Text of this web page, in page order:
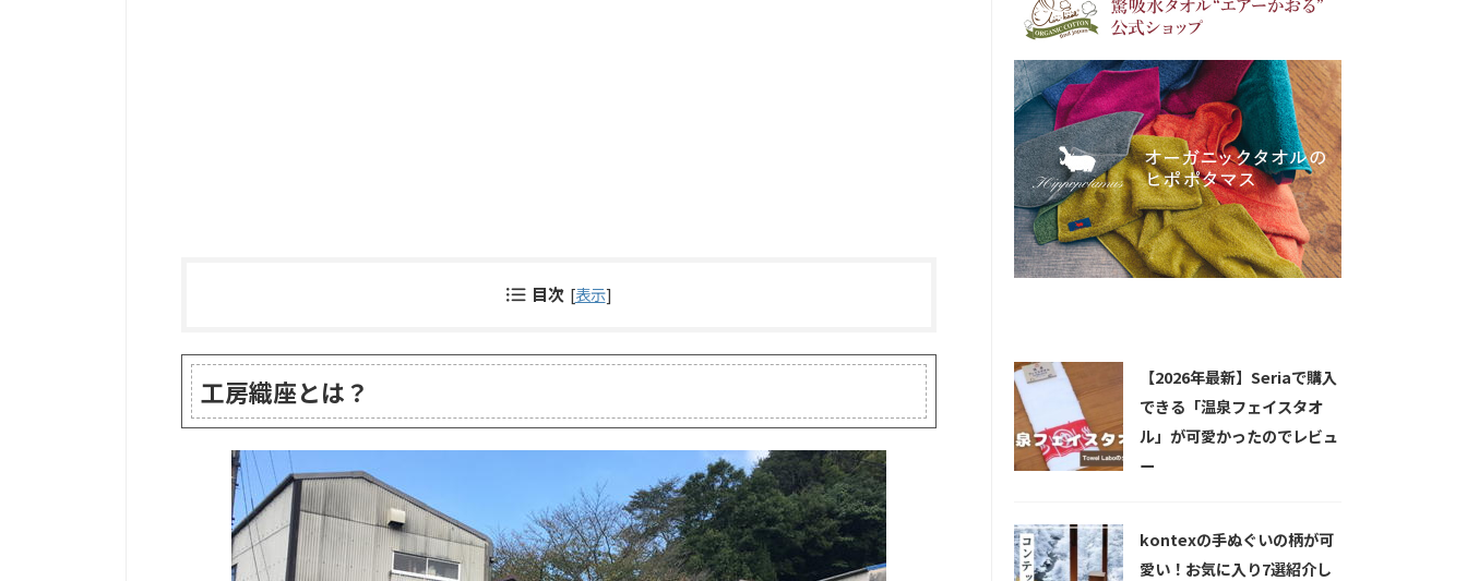
目次 [表示]
工房織座とは？
【2026年最新】Seriaで購入
できる「温泉フェイスタオ
ル」が可愛かったのでレビュ
ー
kontexの手ぬぐいの柄が可
愛い！お気に入り7選紹介し